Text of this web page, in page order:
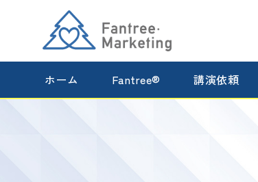
ホーム Fantree® 講演依頼